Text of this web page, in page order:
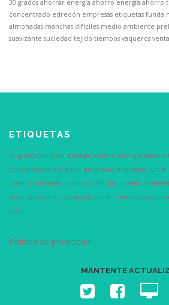
30 grados ahorrar energía ahorro energía ahorro
concentrado edredón empresas etiquetas funda
almohadas manchas difíciles medio ambiente
suavizante suciedad tejido tiempos vaqueros
ETIQUETAS
30 grados ahorrar energía ahorro energía ahorro
concentrado edredón empresas etiquetas funda
Lavar almohadas manchas difíciles medio
secar suavizante suciedad tejido tiempos
casa
Politica de privacidad
MANTENTE